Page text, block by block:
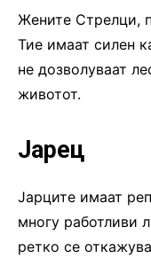
Жените Стрелци,
Тие имаат силен
не дозволуваат
животот.
Јарец
Јарците имаат
многу работливи
ретко се